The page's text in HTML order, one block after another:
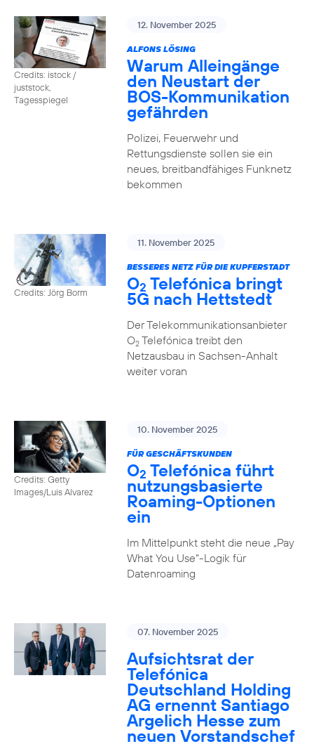
Credits: istock /
juststock,
Tagesspiegel
12. November 2025
ALFONS LÖSING
Warum Alleingänge
den Neustart der
BOS-Kommunikation
gefährden
Polizei, Feuerwehr und
Rettungsdienste sollen sie ein
neues, breitbandfähiges Funknetz
bekommen
Credits: Jörg Borm
11. November 2025
BESSERES NETZ FÜR DIE KUPFERSTADT
O2 Telefónica bringt
5G nach Hettstedt
Der Telekommunikationsanbieter
O2Telefónica treibt den
Netzausbau in Sachsen-Anhalt
weiter voran
Credits: Getty
Images/Luis Alvarez
10. November 2025
FÜR GESCHÄFTSKUNDEN
O2 Telefónica führt
nutzungs­basierte
Roaming-Optionen
ein
Im Mittelpunkt steht die neue „Pay
What You Use“-Logik für
Datenroaming
07. November 2025
Aufsichtsrat der
Telefónica
Deutschland Holding
AG ernennt Santiago
Argelich Hesse zum
neuen Vorstandschef